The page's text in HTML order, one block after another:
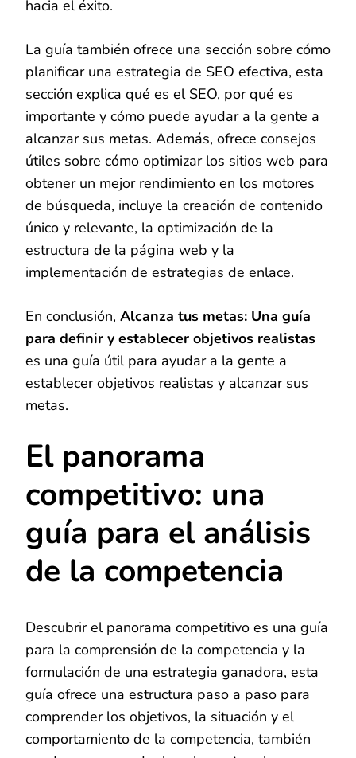
hacia el éxito.
La guía también ofrece una sección sobre cómo
planificar una estrategia de SEO efectiva, esta
sección explica qué es el SEO, por qué es
importante y cómo puede ayudar a la gente a
alcanzar sus metas. Además, ofrece consejos
útiles sobre cómo optimizar los sitios web para
obtener un mejor rendimiento en los motores
de búsqueda, incluye la creación de contenido
único y relevante, la optimización de la
estructura de la página web y la
implementación de estrategias de enlace.
En conclusión, Alcanza tus metas: Una guía
para definir y establecer objetivos realistas
es una guía útil para ayudar a la gente a
establecer objetivos realistas y alcanzar sus
metas.
El panorama
competitivo: una
guía para el análisis
de la competencia
Descubrir el panorama competitivo es una guía
para la comprensión de la competencia y la
formulación de una estrategia ganadora, esta
guía ofrece una estructura paso a paso para
comprender los objetivos, la situación y el
comportamiento de la competencia, también